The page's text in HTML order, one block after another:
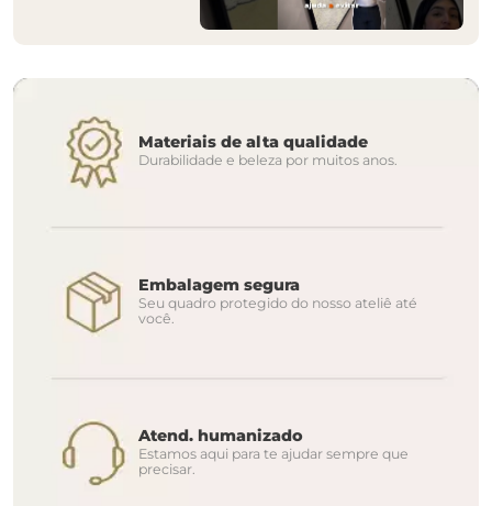
Materiais de alta qualidade
Durabilidade e beleza por muitos anos.
Embalagem segura
Seu quadro protegido do nosso ateliê até
você.
Atend. humanizado
Estamos aqui para te ajudar sempre que
precisar.